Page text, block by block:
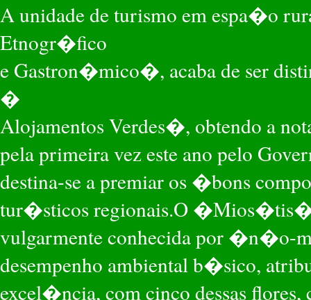
A unidade de turismo em espa�o
Etnogr�fico
e Gastron�mico�, acaba de ser
�
Alojamentos Verdes�, obtendo a
pela primeira vez este ano pelo
destina-se a premiar os �bons
tur�sticos regionais.O
vulgarmente conhecida por �n�o-
desempenho ambiental b�sico,
excel�ncia, com cinco dessas flores,